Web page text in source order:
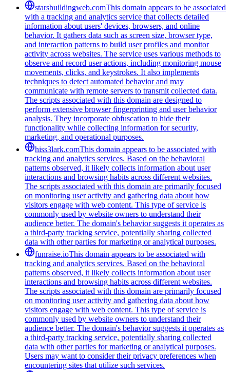
starsbuildingweb.comThis domain appears to be associated
with a tracking and analytics service that collects detailed
information about users' devices, browsers, and online
behavior. It gathers data such as screen size, browser type,
and interaction patterns to build user profiles and monitor
activity across websites. The service uses various methods to
observe and record user actions, including monitoring mouse
movements, clicks, and keystrokes. It also implements
techniques to detect automated behavior and may
communicate with remote servers to transmit collected data.
The scripts associated with this domain are designed to
perform extensive browser fingerprinting and user behavior
analysis. They incorporate obfuscation to hide their
functionality while collecting information for security,
marketing, and operational purposes.
hiss3lark.comThis domain appears to be associated with
tracking and analytics services. Based on the behavioral
patterns observed, it likely collects information about user
interactions and browsing habits across different websites.
The scripts associated with this domain are primarily focused
on monitoring user activity and gathering data about how
visitors engage with web content. This type of service is
commonly used by website owners to understand their
audience better. The domain's behavior suggests it operates as
a third-party tracking service, potentially sharing collected
data with other parties for marketing or analytical purposes.
funraise.ioThis domain appears to be associated with
tracking and analytics services. Based on the behavioral
patterns observed, it likely collects information about user
interactions and browsing habits across different websites.
The scripts associated with this domain are primarily focused
on monitoring user activity and gathering data about how
visitors engage with web content. This type of service is
commonly used by website owners to understand their
audience better. The domain's behavior suggests it operates as
a third-party tracking service, potentially sharing collected
data with other parties for marketing or analytical purposes.
Users may want to consider their privacy preferences when
encountering sites that utilize such services.